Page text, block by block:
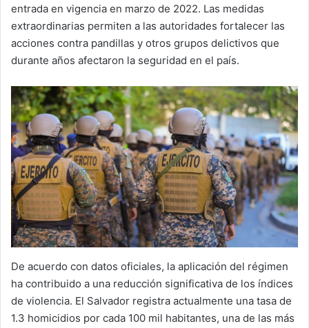
entrada en vigencia en marzo de 2022. Las medidas
extraordinarias permiten a las autoridades fortalecer las
acciones contra pandillas y otros grupos delictivos que
durante años afectaron la seguridad en el país.
De acuerdo con datos oficiales, la aplicación del régimen
ha contribuido a una reducción significativa de los índices
de violencia. El Salvador registra actualmente una tasa de
1.3 homicidios por cada 100 mil habitantes, una de las más